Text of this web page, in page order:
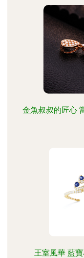
金魚叔叔的匠心
王室風華 藍